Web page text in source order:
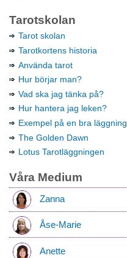
Tarotskolan
Tarot skolan
Tarotkortens historia
Använda tarot
Hur börjar man?
Vad ska jag tänka på?
Hur hantera jag leken?
Exempel på en bra läggning
The Golden Dawn
Lotus Tarotläggningen
Våra Medium
Zanna
Åse-Marie
Anette